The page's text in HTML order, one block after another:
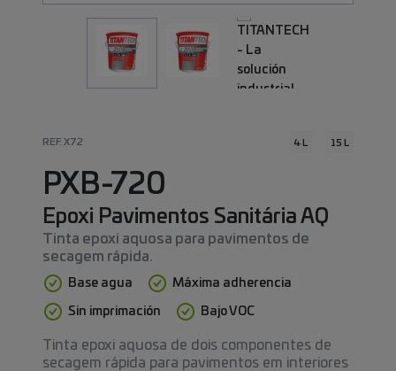
REF. X72 4 L 15 L
PXB-720
Epoxi Pavimentos Sanitária AQ
Tinta epoxi aquosa para pavimentos de
secagem rápida.
Base agua Máxima adherencia
Sin imprimación Bajo VOC
Tinta epoxi aquosa de dois componentes de
secagem rápida para pavimentos em interiores